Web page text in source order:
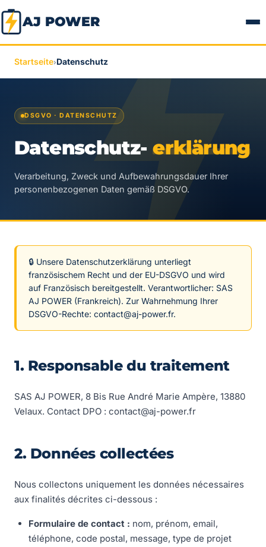
AJ POWER
Startseite›Datenschutz
DSGVO · DATENSCHUTZ
Datenschutz-erklärung
Verarbeitung, Zweck und Aufbewahrungsdauer Ihrer
personenbezogenen Daten gemäß DSGVO.
🔒 Unsere Datenschutzerklärung unterliegt
französischem Recht und der EU-DSGVO und wird
auf Französisch bereitgestellt. Verantwortlicher: SAS
AJ POWER (Frankreich). Zur Wahrnehmung Ihrer
DSGVO-Rechte: contact@aj-power.fr.
1. Responsable du traitement
SAS AJ POWER, 8 Bis Rue André Marie Ampère, 13880
Velaux. Contact DPO : contact@aj-power.fr
2. Données collectées
Nous collectons uniquement les données nécessaires
aux finalités décrites ci-dessous :
Formulaire de contact : nom, prénom, email,
téléphone, code postal, message, type de projet